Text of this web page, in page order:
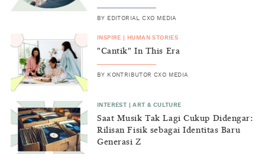
BY EDITORIAL CXO MEDIA
INSPIRE HUMAN STORIES
"Cantik" In This Era
BY KONTRIBUTOR CXO MEDIA
INTEREST |ART & CULTURE
Saat Musik Tak Lagi Cukup Didengar:
Rilisan Fisik sebagai Identitas Baru
Generasi Z